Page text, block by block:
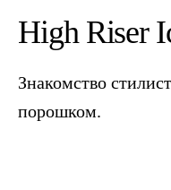
High Riser
Знакомство
порошком.